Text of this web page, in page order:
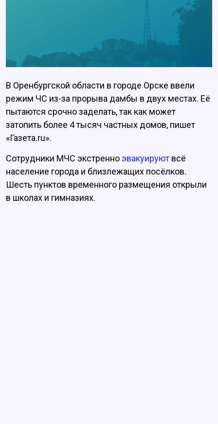
В Оренбургской области в городе Орске ввели
режим ЧС из-за прорыва дамбы в двух местах. Её
пытаются срочно заделать, так как может
затопить более 4 тысяч частных домов, пишет
«Газета.ru».
Сотрудники МЧС экстренно эвакуируют всё
население города и близлежащих посёлков.
Шесть пунктов временного размещения открыли
в школах и гимназиях.